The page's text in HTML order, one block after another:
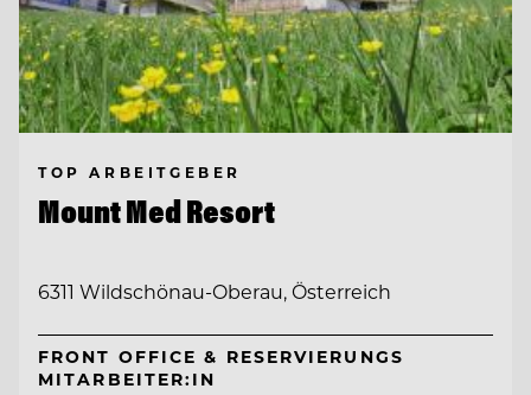
TOP ARBEITGEBER
Mount Med Resort
6311 Wildschönau-Oberau, Österreich
FRONT OFFICE & RESERVIERUNGS
MITARBEITER:IN